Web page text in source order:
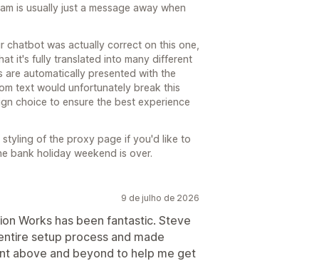
is usually just a message away when
was actually correct on this one,
it's fully translated into many different
automatically presented with the
text would unfortunately break this
choice to ensure the best experience
of the proxy page if you'd like to
bank holiday weekend is over.
9 de julho de 2026
Works has been fantastic. Steve
setup process and made
above and beyond to help me get